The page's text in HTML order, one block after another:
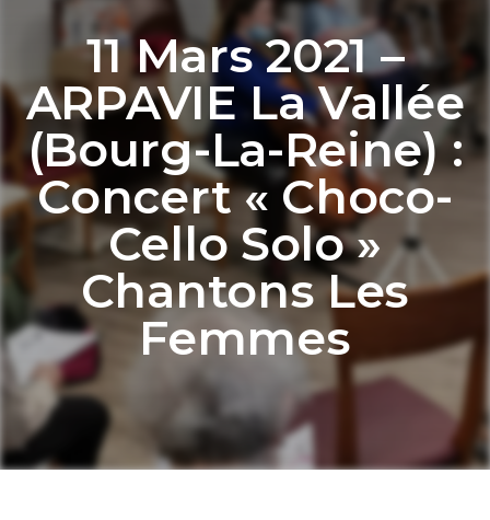
11 Mars 2021 –
ARPAVIE La Vallée
(Bourg-La-Reine) :
Concert « Choco-
Cello Solo »
Chantons Les
Femmes